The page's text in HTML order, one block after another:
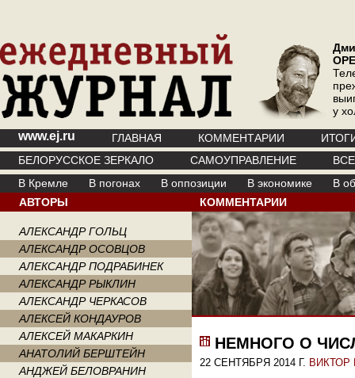
у
www.ej.ru ГЛАВНАЯ КОММЕНТАРИИ
БЕЛОРУССКОЕ ЗЕРКАЛО
САМОУПРАВЛЕНИЕ
В Кремле
В погонах В оппозиции В экономике
В
АВТОРЫ
АЛЕКСАНДР ГОЛЬЦ
АЛЕКСАНДР ОСОВЦОВ
АЛЕКСАНДР ПОДРАБИНЕК
АЛЕКСАНДР РЫКЛИН
АЛЕКСАНДР ЧЕРКАСОВ
АЛЕКСЕЙ КОНДАУРОВ
АЛЕКСЕЙ МАКАРКИН
АНАТОЛИЙ БЕРШТЕЙН
АНДЖЕЙ БЕЛОВРАНИН
КОММЕНТАРИИ
НЕМНОГО О
22 СЕНТЯБРЯ 2014 Г.